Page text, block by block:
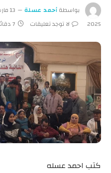
بواسطةأحمد عسلة 13 مارس، 2025
2025
لا توجد تعليقات 7 دقائق
كتب احمد عسله